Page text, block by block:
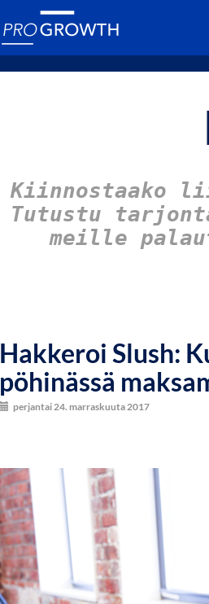
Kiinnostaako
Tutustu
meille
Hakkeroi Slush:
pöhinässä
perjantai 24. marraskuuta 2017